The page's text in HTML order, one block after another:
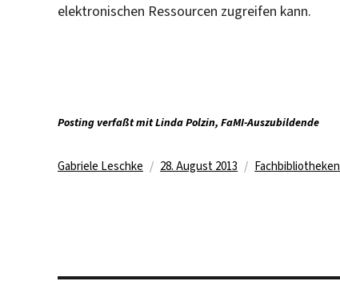
elektronischen Ressourcen zugreifen kann.
Posting verfaßt mit Linda Polzin, FaMI-Auszubildende
Autor
Gabriele Leschke
Veröffentlicht
28. August 2013 Kategorien
Fachbibliotheken